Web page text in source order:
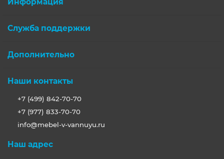
Служба поддержки
Дополнительно
Наши контакты
+7 (499) 842-70-70
+7 (977) 833-70-70
info@mebel-v-vannuyu.ru
Наш адрес